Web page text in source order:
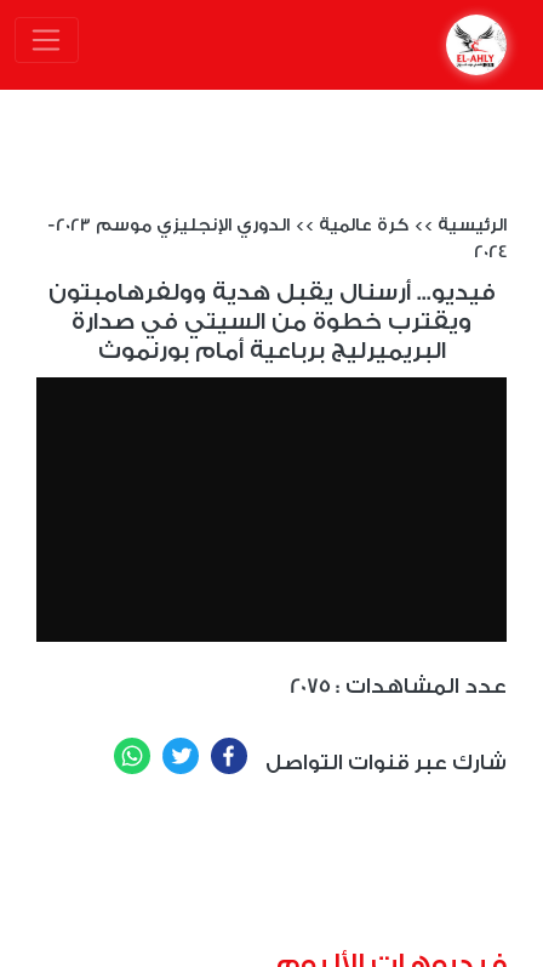
الرئيسية >> كرة عالمية >>
الدوري الإنجليزي موسم 2023-
2024
فيديو... أرسنال يقبل هدية وولفرهامبتون
ويقترب خطوة من السيتي في صدارة
البريميرليج برباعية أمام بورنموث
2075 : عدد المشاهدات
شارك عبر قنوات التواصل Facebook
Twitter